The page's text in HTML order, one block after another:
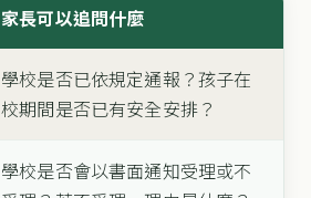
家長可以追問什麼
學校是否已依規定通報？孩子在
校期間是否已有安全安排？
學校是否會以書面通知受理或不